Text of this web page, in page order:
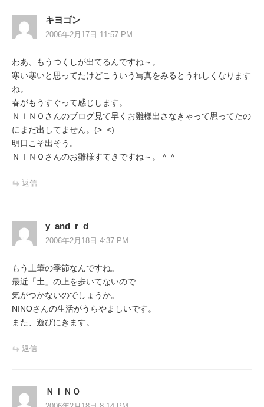
ー
シ
ョ
ン
キヨゴン
2006年2月17日 11:57 PM
わあ、もうつくしが出てるんですね～。
寒い寒いと思ってたけどこういう写真をみるとうれしくなります
ね。
春がもうすぐって感じします。
ＮＩＮＯさんのブログ見て早くお雛様出さなきゃって思ってたの
にまだ出してません。(>_<)
明日こそ出そう。
ＮＩＮＯさんのお雛様すてきですね～。＾＾
返信
y_and_r_d
2006年2月18日 4:37 PM
もう土筆の季節なんですね。
最近「土」の上を歩いてないので
気がつかないのでしょうか。
NINOさんの生活がうらやましいです。
また、遊びにきます。
返信
ＮＩＮＯ